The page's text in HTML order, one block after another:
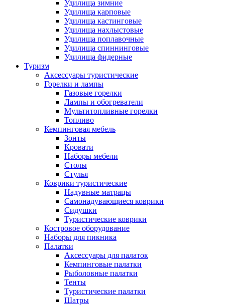
Удилища зимние
Удилища карповые
Удилища кастинговые
Удилища нахлыстовые
Удилища поплавочные
Удилища спиннинговые
Удилища фидерные
Туризм
Аксессуары туристические
Горелки и лампы
Газовые горелки
Лампы и обогреватели
Мультитопливные горелки
Топливо
Кемпинговая мебель
Зонты
Кровати
Наборы мебели
Столы
Стулья
Коврики туристические
Надувные матрацы
Самонадувающиеся коврики
Сидушки
Туристические коврики
Костровое оборудование
Наборы для пикника
Палатки
Аксессуары для палаток
Кемпинговые палатки
Рыболовные палатки
Тенты
Туристические палатки
Шатры